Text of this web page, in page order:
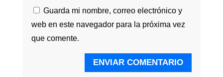
Guarda mi nombre, correo electrónico y
web en este navegador para la próxima vez
que comente.
ENVIAR COMENTARIO